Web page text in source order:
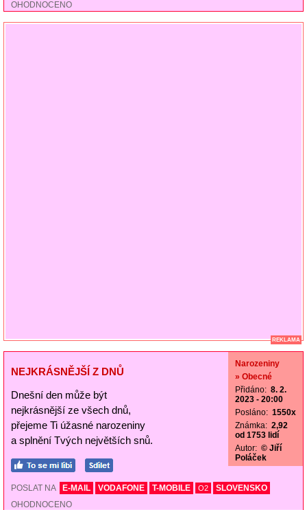
OHODNOCENO
REKLAMA
NEJKRÁSNĚJŠÍ Z DNŮ
Dnešní den může být
nejkrásnější ze všech dnů,
přejeme Ti úžasné narozeniny
a splnění Tvých největších snů.
Narozeniny
» Obecné
Přidáno: 8. 2.
2023 - 20:00
Posláno: 1550x
Známka: 2,92
od 1753 lidí
Autor: © Jiří
Poláček
POSLAT NA E-MAIL VODAFONE T-MOBILE O2
SLOVENSKO
OHODNOCENO